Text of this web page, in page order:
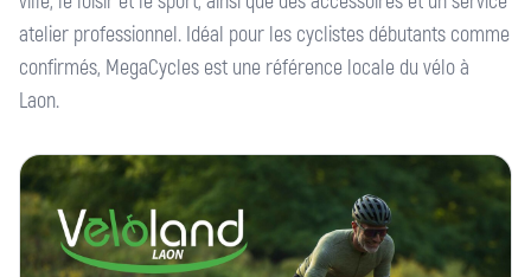
atelier professionnel. Idéal pour les cyclistes débutants comme
confirmés, MegaCycles est une référence locale du vélo à
Laon.